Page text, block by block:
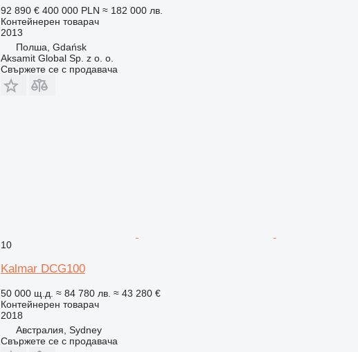
92 890 € 400 000 PLN ≈ 182 000 лв.
Контейнерен товарач
2013
Полша, Gdańsk
Aksamit Global Sp. z o. o.
Свържете се с продавача
10
Kalmar DCG100
50 000 щ.д. ≈ 84 780 лв. ≈ 43 280 €
Контейнерен товарач
2018
Австралия, Sydney
Свържете се с продавача